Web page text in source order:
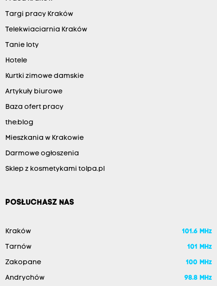
Targi pracy Kraków
Telekwiaciarnia Kraków
Tanie loty
Hotele
Kurtki zimowe damskie
Artykuły biurowe
Baza ofert pracy
the:blog
Mieszkania w Krakowie
Darmowe ogłoszenia
Sklep z kosmetykami tolpa.pl
POSŁUCHASZ NAS
Kraków 101.6 MHz
Tarnów 101 MHz
Zakopane 100 MHz
Andrychów 98.8 MHz